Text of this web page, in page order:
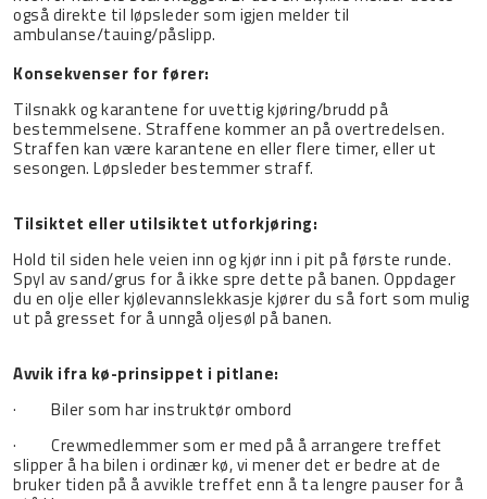
også direkte til løpsleder som igjen melder til
ambulanse/tauing/påslipp.
Konsekvenser for fører:
Tilsnakk og karantene for uvettig kjøring/brudd på
bestemmelsene. Straffene kommer an på overtredelsen.
Straffen kan være karantene en eller flere timer, eller ut
sesongen. Løpsleder bestemmer straff.
Tilsiktet eller utilsiktet utforkjøring:
Hold til siden hele veien inn og kjør inn i pit på første runde.
Spyl av sand/grus for å ikke spre dette på banen. Oppdager
du en olje eller kjølevannslekkasje kjører du så fort som mulig
ut på gresset for å unngå oljesøl på banen.
Avvik ifra kø-prinsippet i pitlane:
· Biler som har instruktør ombord
· Crewmedlemmer som er med på å arrangere treffet
slipper å ha bilen i ordinær kø, vi mener det er bedre at de
bruker tiden på å avvikle treffet enn å ta lengre pauser for å